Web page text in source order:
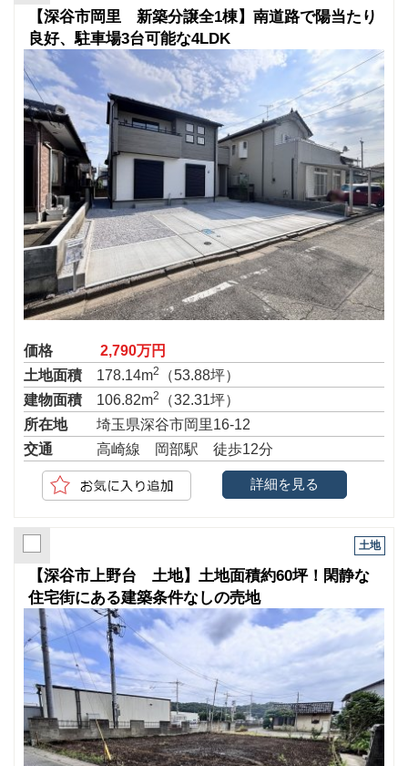
【深谷市岡里 新築分譲全1棟】南道路で陽当たり
良好、駐車場3台可能な4LDK
価格
2,790万円
土地面積
178.14m2
（53.88坪）
建物面積
106.82m2
（32.31坪）
所在地
埼玉県深谷市岡里16-12
交通
高崎線 岡部駅 徒歩12分
詳細を見る
土地
【深谷市上野台 土地】土地面積約60坪！閑静な
住宅街にある建築条件なしの売地